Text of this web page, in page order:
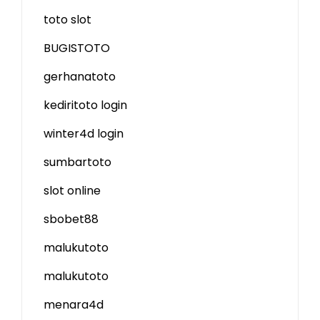
toto slot
BUGISTOTO
gerhanatoto
kediritoto login
winter4d login
sumbartoto
slot online
sbobet88
malukutoto
malukutoto
menara4d